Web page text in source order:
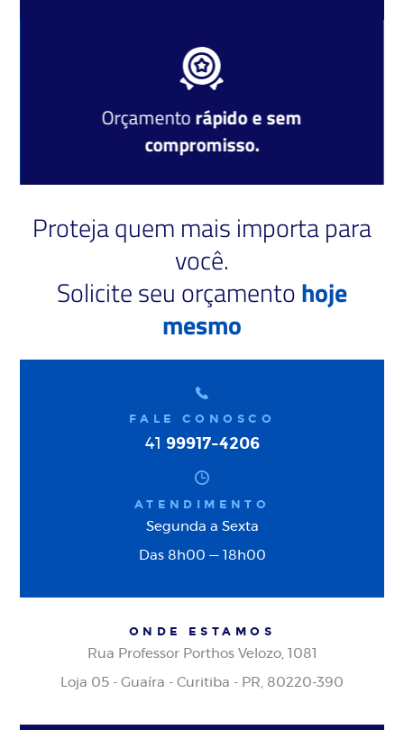
Orçamentorápido e sem
compromisso.
Proteja quem mais importa para
você.
Solicite seu orçamentohoje
mesmo
FALE CONOSCO
41 99917-4206
ATENDIMENTO
Segunda a Sexta
Das 8h00 — 18h00
ONDE ESTAMOS
Rua Professor Porthos Velozo, 1081
Loja 05 - Guaíra - Curitiba - PR, 80220-390